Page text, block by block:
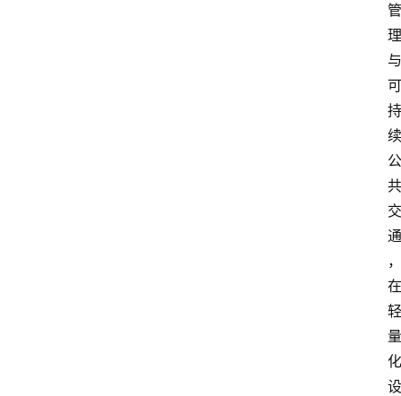
管
理
与
可
持
续
公
共
交
通
，
在
轻
量
化
设